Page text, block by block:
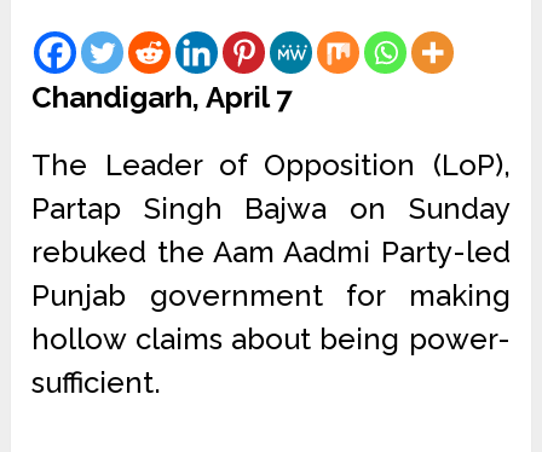
Chandigarh, April 7
The Leader of Opposition (LoP),
Partap Singh Bajwa on Sunday
rebuked the Aam Aadmi Party-led
Punjab government for making
hollow claims about being power-
sufficient.